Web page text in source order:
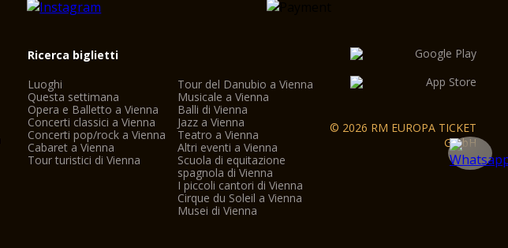
Ricerca biglietti
Luoghi
Questa settimana
Opera e Balletto a Vienna
Concerti classici a Vienna
Concerti pop/rock a Vienna
Cabaret a Vienna
Tour turistici di Vienna
Tour del Danubio a Vienna
Musicale a Vienna
Balli di Vienna
Jazz a Vienna
Teatro a Vienna
Altri eventi a Vienna
Scuola di equitazione
spagnola di Vienna
I piccoli cantori di Vienna
Cirque du Soleil a Vienna
Musei di Vienna
© 2026 RM EUROPA TICKET
GmbH